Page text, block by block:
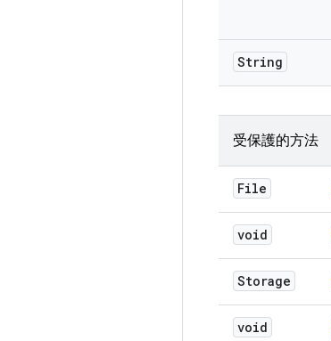
String
受保護的方法
File
void
Storage
void